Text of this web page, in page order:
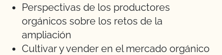
Perspectivas de los productores
orgánicos sobre los retos de la
ampliación
Cultivar y vender en el mercado orgánico